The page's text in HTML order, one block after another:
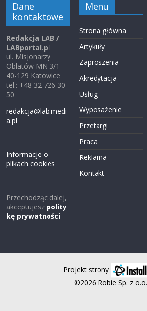
Dane
kontaktowe
Redakcja LAB /
LABportal.pl
ul. Misjonarzy
Oblatów MN 3/1
40-129 Katowice
tel.: +48 32 726 30
50
redakcja@lab.medi
a.pl
Informacje o
plikach cookies
Przechodząc dalej,
akceptujesz polity
kę prywatności
Menu
Strona główna
Artykuły
Zaproszenia
Akredytacja
Usługi
Wyposażenie
Przetargi
Praca
Reklama
Kontakt
Projekt strony
©2026 Robie Sp. z o.o.